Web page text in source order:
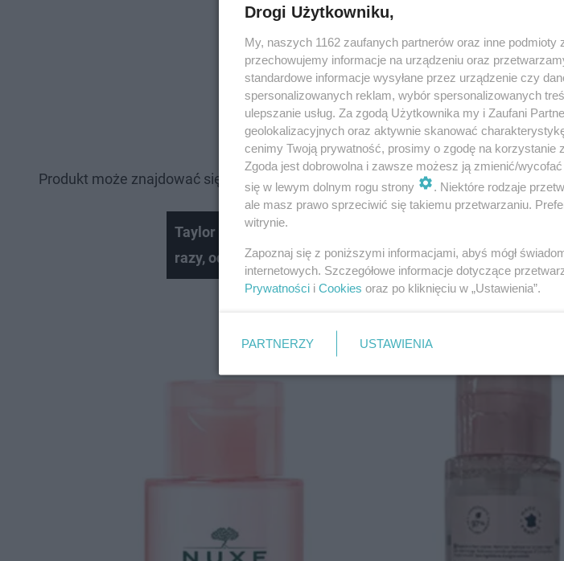
Produkt może znajdować się w obrocie również na terenie Polski.
Taylor Swift zabłysnęła na koncercie w Warszawie.
razy, od cekinów można było dostać oczopląsu!
Drogi Użytkowniku,
My, naszych 1162 zaufanych partnerów oraz inne
przechowujemy informacje na urządzeniu oraz
standardowe informacje wysyłane przez urządzenie czy
spersonalizowanych reklam, wybór spersonalizowanych
ulepszanie usług. Za zgodą Użytkownika my i Zaufani
geolokalizacyjnych oraz aktywnie skanować
cenimy Twoją prywatność, prosimy o zgodę na korzystanie
Zgoda jest dobrowolna i zawsze możesz ją zmienić/
się w lewym dolnym rogu strony
. Niektóre rodzaje
ale masz prawo sprzeciwić się takiemu przetwarzaniu.
witrynie.
Zapoznaj się z poniższymi informacjami, abyś mógł
internetowych. Szczegółowe informacje dotyczące
Prywatności i Cookies oraz po kliknięciu w „Ustawienia”.
PARTNERZY USTAWIENIA